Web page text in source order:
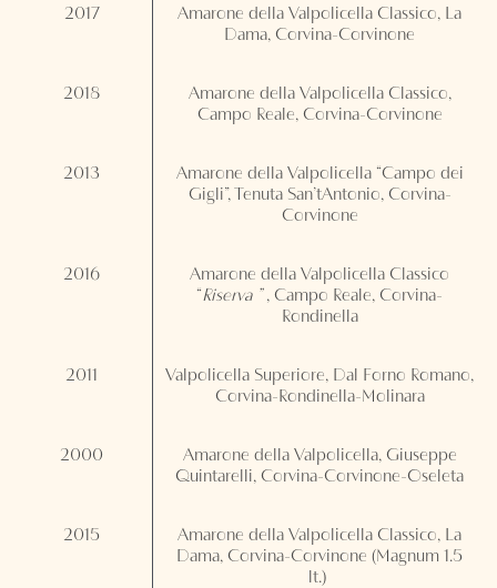
2017
Amarone della Valpolicella Classico, La
Dama, Corvina-Corvinone
2018
Amarone della Valpolicella Classico,
Campo Reale, Corvina-Corvinone
2013
Amarone della Valpolicella “Campo dei
Gigli”, Tenuta San’tAntonio, Corvina-
Corvinone
2016
Amarone della Valpolicella Classico
“Riserva ”, Campo Reale, Corvina-
Rondinella
2011
Valpolicella Superiore, Dal Forno Romano,
Corvina-Rondinella-Molinara
2000
Amarone della Valpolicella, Giuseppe
Quintarelli, Corvina-Corvinone-Oseleta
2015
Amarone della Valpolicella Classico, La
Dama, Corvina-Corvinone (Magnum 1.5
lt.)